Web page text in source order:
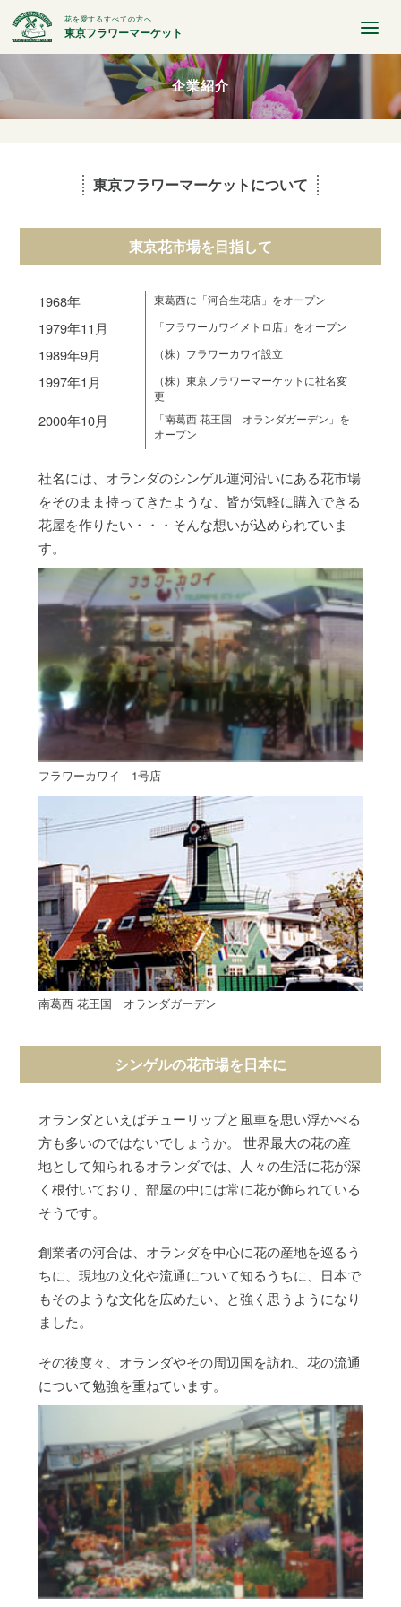
花を愛するすべての方へ
東京フラワーマーケット
企業紹介
東京フラワーマーケットについて
東京花市場を目指して
1968年 東葛西に「河合生花店」をオープン
1979年11月 「フラワーカワイメトロ店」をオープン
1989年9月 （株）フラワーカワイ設立
1997年1月
（株）東京フラワーマーケットに社名変
更
2000年10月
「南葛西 花王国 オランダガーデン」を
オープン
社名には、オランダのシンゲル運河沿いにある花市場
をそのまま持ってきたような、皆が気軽に購入できる
花屋を作りたい・・・そんな想いが込められていま
す。
フラワーカワイ 1号店
南葛西 花王国 オランダガーデン
シンゲルの花市場を日本に
オランダといえばチューリップと風車を思い浮かべる
方も多いのではないでしょうか。 世界最大の花の産
地として知られるオランダでは、人々の生活に花が深
く根付いており、部屋の中には常に花が飾られている
そうです。
創業者の河合は、オランダを中心に花の産地を巡るう
ちに、現地の文化や流通について知るうちに、日本で
もそのような文化を広めたい、と強く思うようになり
ました。
その後度々、オランダやその周辺国を訪れ、花の流通
について勉強を重ねています。